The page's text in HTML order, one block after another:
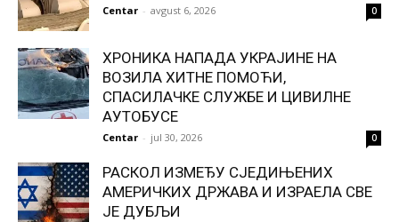
Centar - avgust 6, 2026 0
ХРОНИКА НАПАДА УКРАЈИНЕ НА
ВОЗИЛА ХИТНЕ ПОМОЋИ,
СПАСИЛАЧКЕ СЛУЖБЕ И ЦИВИЛНЕ
АУТОБУСЕ
Centar - jul 30, 2026 0
РАСКОЛ ИЗМЕЂУ СЈЕДИЊЕНИХ
АМЕРИЧКИХ ДРЖАВА И ИЗРАЕЛА СВЕ
ЈЕ ДУБЉИ